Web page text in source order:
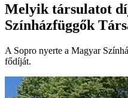
Melyik társulatot
Színházfüggők
A Sopro nyerte a Magyar
fődíját.